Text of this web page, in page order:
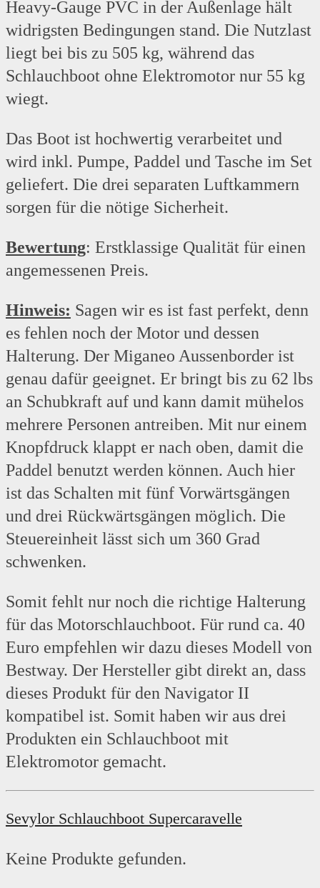
Heavy-Gauge PVC in der Außenlage hält
widrigsten Bedingungen stand. Die Nutzlast
liegt bei bis zu 505 kg, während das
Schlauchboot ohne Elektromotor nur 55 kg
wiegt.
Das Boot ist hochwertig verarbeitet und
wird inkl. Pumpe, Paddel und Tasche im Set
geliefert. Die drei separaten Luftkammern
sorgen für die nötige Sicherheit.
Bewertung: Erstklassige Qualität für einen
angemessenen Preis.
Hinweis: Sagen wir es ist fast perfekt, denn
es fehlen noch der Motor und dessen
Halterung. Der Miganeo Aussenborder ist
genau dafür geeignet. Er bringt bis zu 62 lbs
an Schubkraft auf und kann damit mühelos
mehrere Personen antreiben. Mit nur einem
Knopfdruck klappt er nach oben, damit die
Paddel benutzt werden können. Auch hier
ist das Schalten mit fünf Vorwärtsgängen
und drei Rückwärtsgängen möglich. Die
Steuereinheit lässt sich um 360 Grad
schwenken.
Somit fehlt nur noch die richtige Halterung
für das Motorschlauchboot. Für rund ca. 40
Euro empfehlen wir dazu dieses Modell von
Bestway. Der Hersteller gibt direkt an, dass
dieses Produkt für den Navigator II
kompatibel ist. Somit haben wir aus drei
Produkten ein Schlauchboot mit
Elektromotor gemacht.
Sevylor Schlauchboot Supercaravelle
Keine Produkte gefunden.